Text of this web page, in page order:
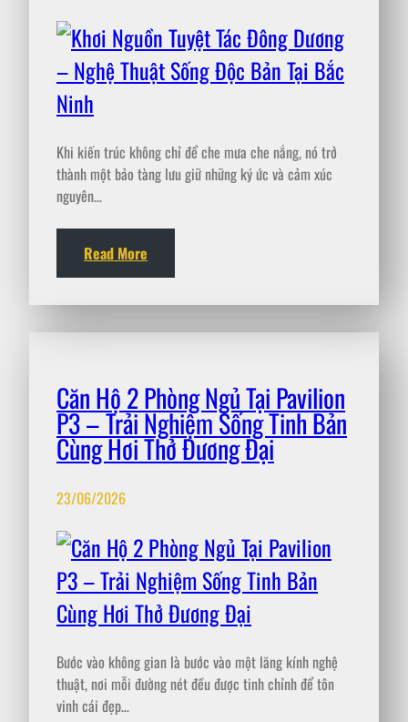
Khi kiến trúc không chỉ để che mưa che nắng, nó trở
thành một bảo tàng lưu giữ những ký ức và cảm xúc
nguyên…
Read More
Căn Hộ 2 Phòng Ngủ Tại Pavilion
P3 – Trải Nghiệm Sống Tinh Bản
Cùng Hơi Thở Đương Đại
23/06/2026
Bước vào không gian là bước vào một lăng kính nghệ
thuật, nơi mỗi đường nét đều được tinh chỉnh để tôn
vinh cái đẹp…